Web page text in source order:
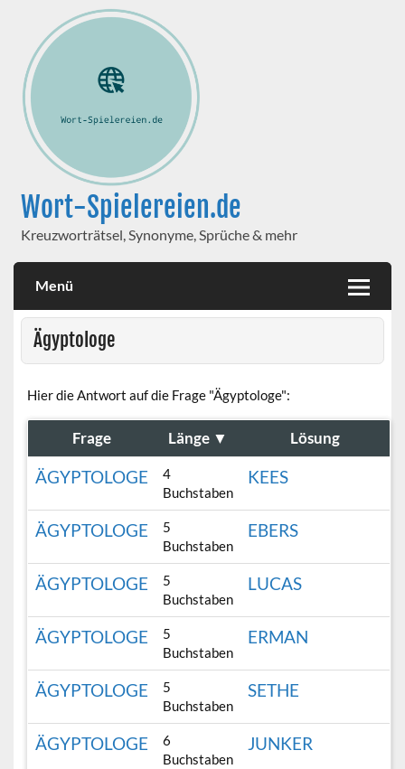
Wort-Spielereien.de
Kreuzworträtsel, Synonyme, Sprüche & mehr
Menü
Ägyptologe
Hier die Antwort auf die Frage "Ägyptologe":
Frage Länge ▼ Lösung
ÄGYPTOLOGE
4
Buchstaben
KEES
ÄGYPTOLOGE
5
Buchstaben
EBERS
ÄGYPTOLOGE
5
Buchstaben
LUCAS
ÄGYPTOLOGE
5
Buchstaben
ERMAN
ÄGYPTOLOGE
5
Buchstaben
SETHE
ÄGYPTOLOGE
6
Buchstaben
JUNKER